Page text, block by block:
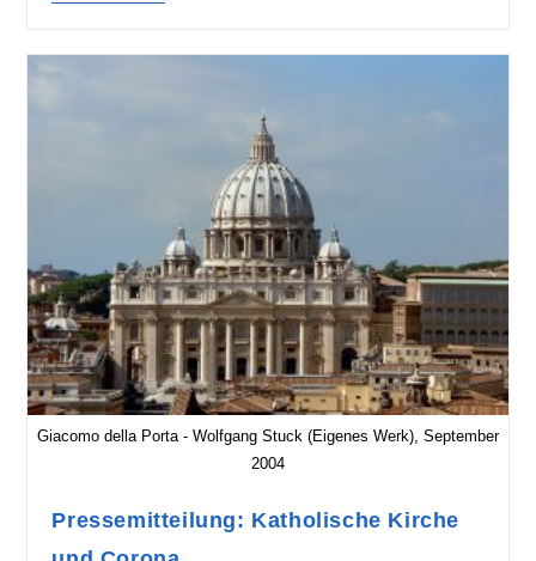
Giacomo della Porta - Wolfgang Stuck (Eigenes Werk), September
2004
Pressemitteilung: Katholische Kirche